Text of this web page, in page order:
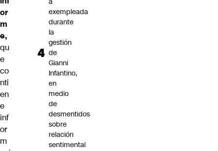
or
m
e,
qu
e
co
nti
en
e
inf
or
m
exempleada
durante
la
gestión
de
Gianni
Infantino,
en
medio
de
desmentidos
sobre
relación
sentimental